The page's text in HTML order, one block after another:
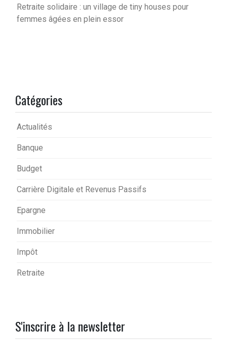
Retraite solidaire : un village de tiny houses pour
femmes âgées en plein essor
Catégories
Actualités
Banque
Budget
Carrière Digitale et Revenus Passifs
Epargne
Immobilier
Impôt
Retraite
S'inscrire à la newsletter